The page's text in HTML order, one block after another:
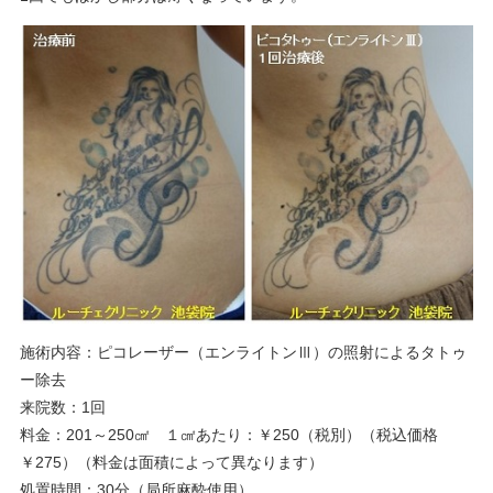
施術内容：ピコレーザー（エンライトンⅢ）の照射によるタトゥ
ー除去
来院数：1回
料金：201～250㎠ １㎠あたり：￥250（税別）（税込価格
￥275）（料金は面積によって異なります）